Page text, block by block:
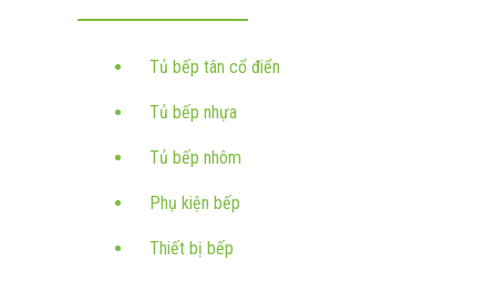
Tủ bếp tân cổ điển
Tủ bếp nhựa
Tủ bếp nhôm
Phụ kiện bếp
Thiết bị bếp